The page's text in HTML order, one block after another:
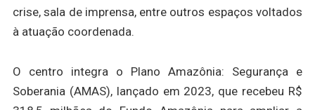
crise, sala de imprensa, entre outros espaços voltados
à atuação coordenada.
O centro integra o Plano Amazônia: Segurança e
Soberania (AMAS), lançado em 2023, que recebeu R$